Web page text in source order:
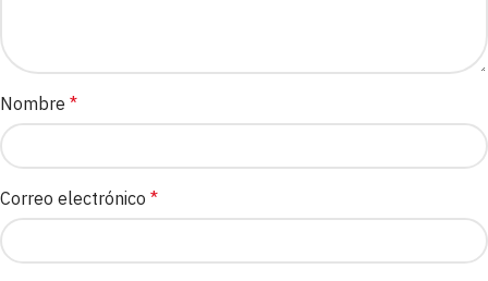
Nombre *
Correo electrónico *